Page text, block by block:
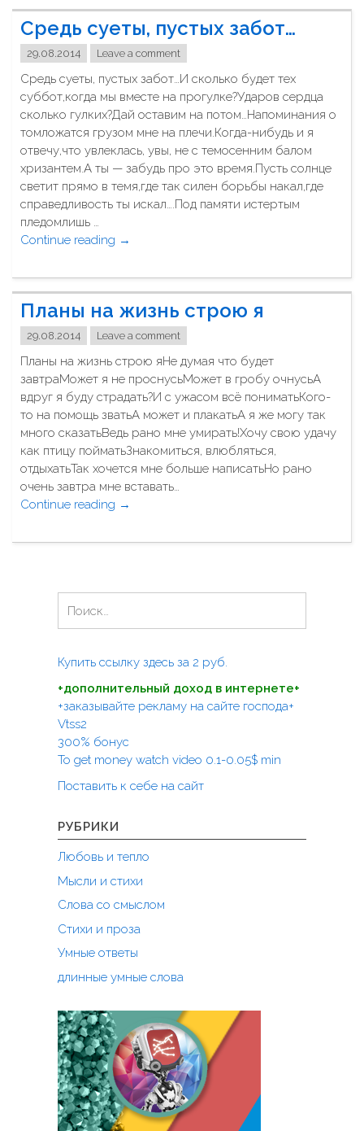
о
в
е
с
к
и
й
с
р
о
и
о
б
р
ё
л
к
о
с
т
ю
м
и
с
т
р
а
н
ы
й
"
Средь суеты, пустых забот…
29.08.2014 Leave a comment
Средь суеты, пустых забот…И сколько будет тех
суббот,когда мы вместе на прогулке?Ударов сердца
сколько гулких?Дай оставим на потом…Напоминания о
томложатся грузом мне на плечи.Когда-нибудь и я
отвечу,что увлеклась, увы, не с темосенним балом
хризантем.А ты — забудь про это время.Пусть солнце
светит прямо в темя,где так силен борьбы накал,где
справедливость ты искал….Под памяти истертым
пледомлишь …
Continue reading "
р
е
д
ь
с
у
е
т
ы
,
п
у
с
т
х
"
→
Планы на жизнь строю я
29.08.2014 Leave a comment
Планы на жизнь строю яНе думая что будет
завтраМожет я не проснусьМожет в гробу очнусьА
вдруг я буду страдать?И с ужасом всё пониматьКого-
то на помощь зватьА может и плакатьА я же могу так
много сказатьВедь рано мне умирать!Хочу свою удачу
как птицу пойматьЗнакомиться, влюбляться,
отдыхатьТак хочется мне больше написатьНо рано
очень завтра мне вставать…
Continue reading "
л
ы
а
и
з
н
с
т
о
→
т
:
Купить ссылку здесь за 2 руб.
+дополнительный доход в интернете+
+заказывайте рекламу на сайте господа+
Vtss2
300% бонус
To get money watch video 0.1-0.05$ min
Поставить к себе на сайт
РУБРИКИ
Любовь и тепло
Мысли и стихи
Слова со смыслом
Стихи и проза
Умные ответы
длинные умные слова